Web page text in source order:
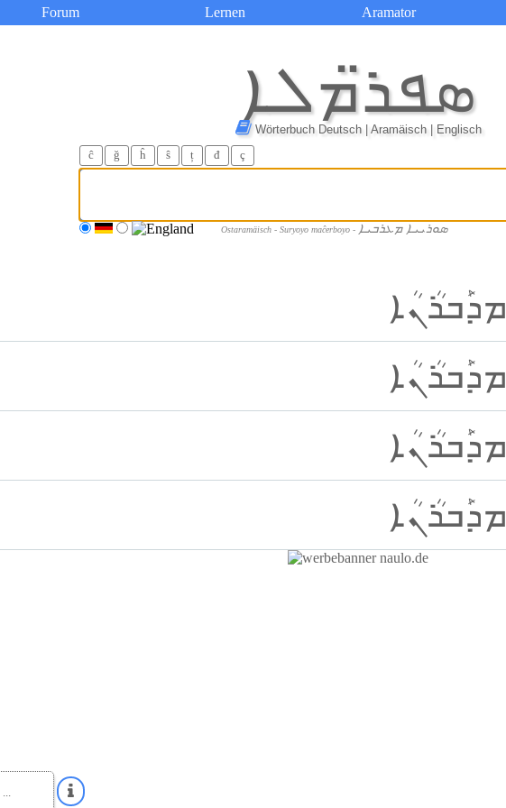
Forum Lernen Aramator
ܣܦܪ̈ܡܠܐ
Wörterbuch Deutsch | Aramäisch | Englisch
ĉ ğ ĥ ŝ ț đ ç
Ostaramäisch - Suryoyo maĉerboyo - ܣܘܪܝܝܐ ܡܥܪܒܝܐ
ܡܕܰܒܪܳܢܳܐ
ܡܕܰܒܪܳܢܳܐ
ܡܕܰܒܪܳܢܳܐ
ܡܕܰܒܪܳܢܳܐ
...